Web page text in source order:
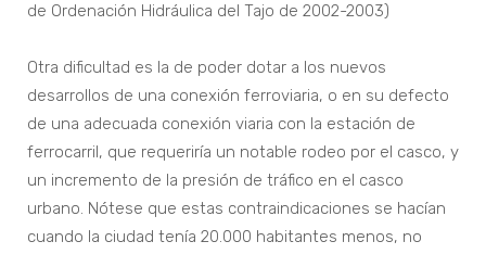
de Ordenación Hidráulica del Tajo de 2002-2003)
Otra dificultad es la de poder dotar a los nuevos
desarrollos de una conexión ferroviaria, o en su defecto
de una adecuada conexión viaria con la estación de
ferrocarril, que requeriría un notable rodeo por el casco, y
un incremento de la presión de tráfico en el casco
urbano. Nótese que estas contraindicaciones se hacían
cuando la ciudad tenía 20.000 habitantes menos, no